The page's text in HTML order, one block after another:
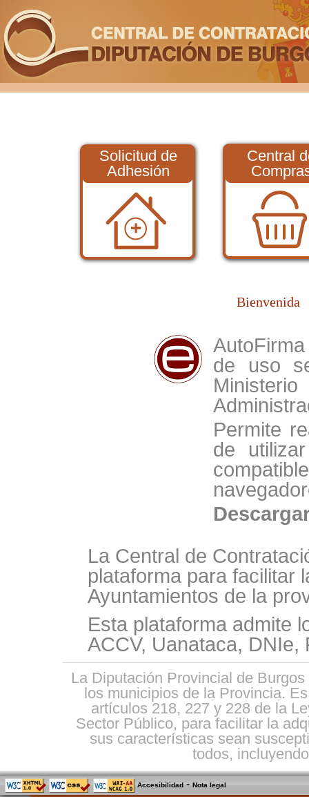
Solicitud de
Adhesión
Central
Bienvenida
de uso
Permite
de
La Central de
plataforma para facilitar
Ayuntamientos de la
Esta plataforma admite
ACCV, Uanataca,
La Diputación Provincial de
los municipios de la Provincia.
artículos 218, 227 y 228 de la
Sector Público, para facilitar la
sus características sean
todos,
Accesibilidad -Nota legal